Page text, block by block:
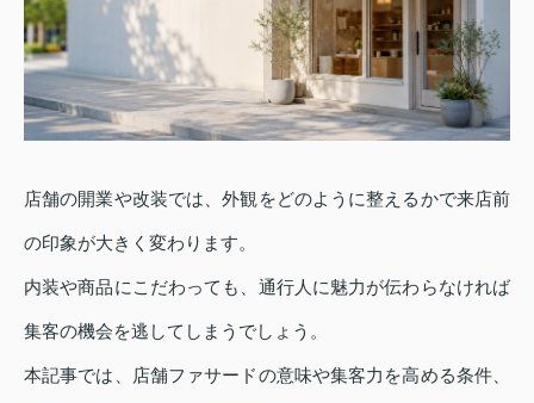
店舗の開業や改装では、外観をどのように整えるかで来店前
の印象が大きく変わります。
内装や商品にこだわっても、通行人に魅力が伝わらなければ
集客の機会を逃してしまうでしょう。
本記事では、店舗ファサードの意味や集客力を高める条件、